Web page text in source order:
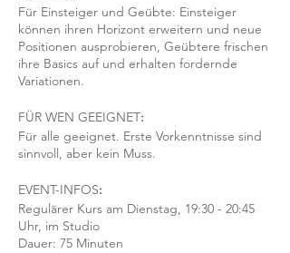
Für Einsteiger und Geübte: Einsteiger
können ihren Horizont erweitern und neue
Positionen ausprobieren, Geübtere frischen
ihre Basics auf und erhalten fordernde
Variationen.
FÜR WEN GEEIGNET:
Für alle geeignet. Erste Vorkenntnisse sind
sinnvoll, aber kein Muss.
EVENT-INFOS:
Regulärer Kurs am Dienstag, 19:30 - 20:45
Uhr, im Studio
Dauer: 75 Minuten